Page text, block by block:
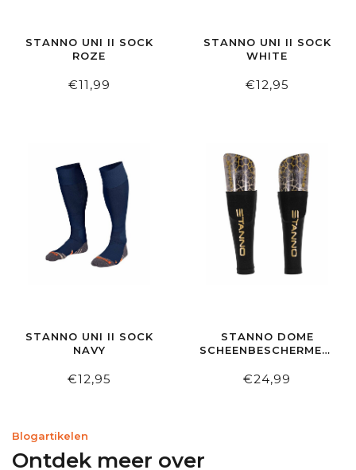
STANNO UNI II SOCK
ROZE
€11,99
STANNO UNI II SOCK
WHITE
€12,95
STANNO UNI II SOCK
NAVY
€12,95
STANNO DOME
SCHEENBESCHERMERS
€24,99
Blogartikelen
Ontdek meer over